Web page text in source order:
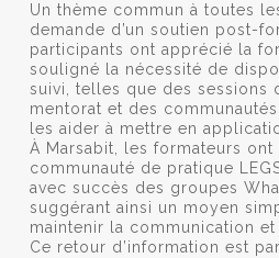
Un thème commun à toutes
demande d’un soutien post-
participants ont apprécié la
souligné la nécessité de
suivi, telles que des sessions
mentorat et des
les aider à mettre en
À Marsabit, les formateurs
communauté de pratique
avec succès des groupes
suggérant ainsi un moyen
maintenir la communication
Ce retour d’information est